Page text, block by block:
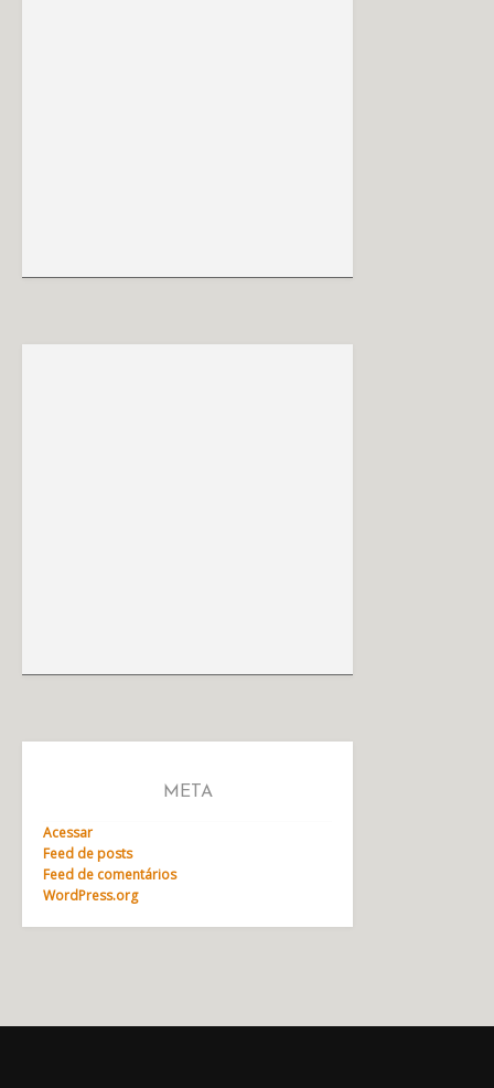
META
Acessar
Feed de posts
Feed de comentários
WordPress.org